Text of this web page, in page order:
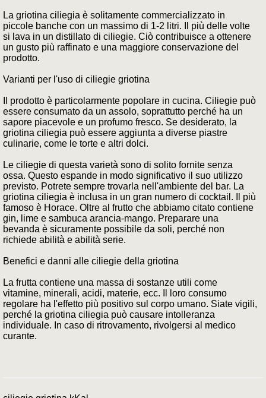
La griotina ciliegia è solitamente commercializzato in
piccole banche con un massimo di 1-2 litri. Il più delle volte
si lava in un distillato di ciliegie. Ciò contribuisce a ottenere
un gusto più raffinato e una maggiore conservazione del
prodotto.
Varianti per l'uso di ciliegie griotina
Il prodotto è particolarmente popolare in cucina. Ciliegie può
essere consumato da un assolo, soprattutto perché ha un
sapore piacevole e un profumo fresco. Se desiderato, la
griotina ciliegia può essere aggiunta a diverse piastre
culinarie, come le torte e altri dolci.
Le ciliegie di questa varietà sono di solito fornite senza
ossa. Questo espande in modo significativo il suo utilizzo
previsto. Potrete sempre trovarla nell'ambiente del bar. La
griotina ciliegia è inclusa in un gran numero di cocktail. Il più
famoso è Horace. Oltre al frutto che abbiamo citato contiene
gin, lime e sambuca arancia-mango. Preparare una
bevanda è sicuramente possibile da soli, perché non
richiede abilità e abilità serie.
Benefici e danni alle ciliegie della griotina
La frutta contiene una massa di sostanze utili come
vitamine, minerali, acidi, materie, ecc. Il loro consumo
regolare ha l'effetto più positivo sul corpo umano. Siate vigili,
perché la griotina ciliegia può causare intolleranza
individuale. In caso di ritrovamento, rivolgersi al medico
curante.